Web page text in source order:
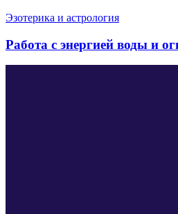
Эзотерика и астрология
Работа с энергией воды и